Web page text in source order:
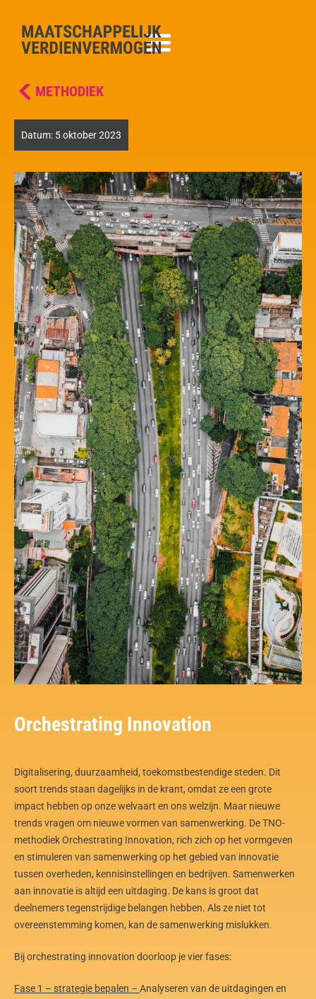
METHODIEK
Datum: 5 oktober 2023
Orchestrating Innovation
Digitalisering, duurzaamheid, toekomstbestendige steden. Dit
soort trends staan dagelijks in de krant, omdat ze een grote
impact hebben op onze welvaart en ons welzijn. Maar nieuwe
trends vragen om nieuwe vormen van samenwerking. De TNO-
methodiek Orchestrating Innovation, rich zich op het vormgeven
en stimuleren van samenwerking op het gebied van innovatie
tussen overheden, kennisinstellingen en bedrijven. Samenwerken
aan innovatie is altijd een uitdaging. De kans is groot dat
deelnemers tegenstrijdige belangen hebben. Als ze niet tot
overeenstemming komen, kan de samenwerking mislukken.
Bij orchestrating innovation doorloop je vier fases:
Fase 1 – strategie bepalen – Analyseren van de uitdagingen en